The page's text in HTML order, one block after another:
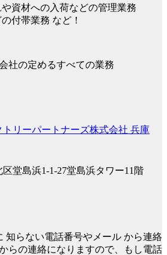
や資材への入荷などの管理業務
付帯業務 など！
社の定めるすべての業務
リーパートナーズ株式会社 兵庫
堂島浜1-1-27堂島浜タワー11階
知らない電話番号やメール から連絡
らの連絡になりますので、もし電話